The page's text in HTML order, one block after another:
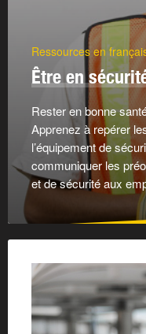
Ressources en
Être en
Rester en bonne
Apprenez à repérer
l’équipement de
communiquer les
et de sécurité aux